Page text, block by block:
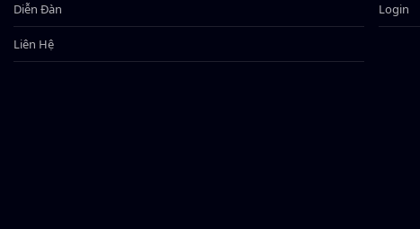
Diễn Đàn
Liên Hệ
Login